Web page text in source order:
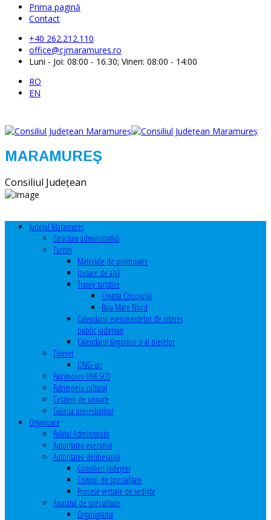
Prima pagină
Contact
+40 262.212.110
office@cjmaramures.ro
Luni - Joi: 08:00 - 16.30; Vineri: 08:00 - 14:00
RO
EN
MARAMUREŞ
Consiliul Judeţean
Judeţul Maramureş
Structura administrativă
Turism
Materiale de promovare
Izvoare de apă
Trasee turistice
Creasta Cocoșului
Baia Mare Nord
Calendarul evenimentelor de interes
public judeţean
Calendarul târgurilor şi al pieţelor
Tineret
ONG-uri
Patrimoniu UNESCO
Patrimoniu cultural
Cetăţeni de onoare
Galeria președinților
Organizare
Palatul Administrativ
Autoritatea executivă
Autoritatea deliberativă
Consilieri judeţeni
Comisii de specialitate
Procese verbale de sedinte
Aparatul de specialitate
Organigrama